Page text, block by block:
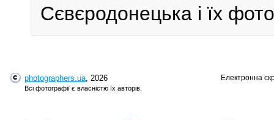
Сєвєродонецька і їх
photographers.ua, 2026
Всі фотографії є власністю їх авторів.
Електронна